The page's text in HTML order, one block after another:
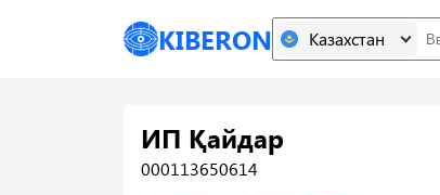
KIBERON Казахстан
ИП Қайдар
000113650614